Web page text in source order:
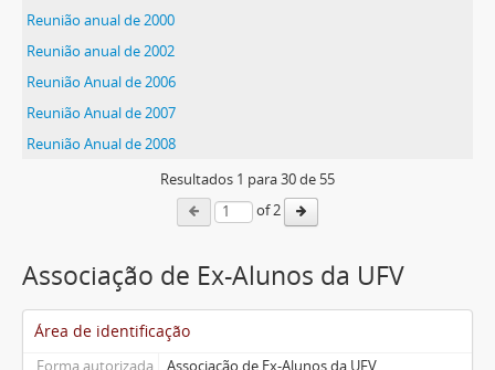
Reunião anual de 2000
Reunião anual de 2002
Reunião Anual de 2006
Reunião Anual de 2007
Reunião Anual de 2008
Resultados 1 para30de 55
of 2
Associação de Ex-Alunos da UFV
Área de identificação
Forma autorizada Associação de Ex-Alunos da UFV